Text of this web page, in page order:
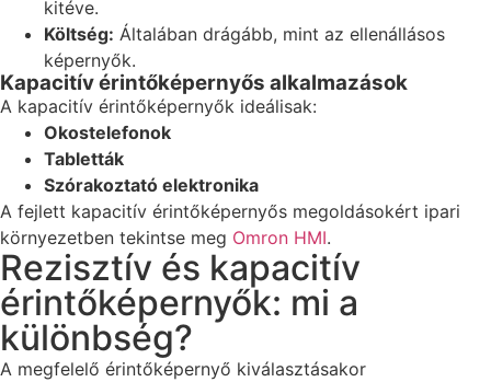
kitéve.
Költség: Általában drágább, mint az ellenállásos
képernyők.
Kapacitív érintőképernyős alkalmazások
A kapacitív érintőképernyők ideálisak:
Okostelefonok
Tabletták
Szórakoztató elektronika
A fejlett kapacitív érintőképernyős megoldásokért ipari
környezetben tekintse meg Omron HMI.
Rezisztív és kapacitív
érintőképernyők: mi a
különbség?
A megfelelő érintőképernyő kiválasztásakor